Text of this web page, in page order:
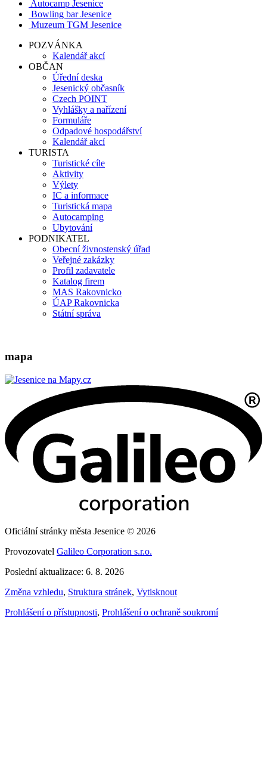
Autocamp Jesenice
Bowling bar Jesenice
Muzeum TGM Jesenice
POZVÁNKA
Kalendář akcí
OBČAN
Úřední deska
Jesenický občasník
Czech POINT
Vyhlášky a nařízení
Formuláře
Odpadové hospodářství
Kalendář akcí
TURISTA
Turistické cíle
Aktivity
Výlety
IC a informace
Turistická mapa
Autocamping
Ubytování
PODNIKATEL
Obecní živnostenský úřad
Veřejné zakázky
Profil zadavatele
Katalog firem
MAS Rakovnicko
ÚAP Rakovnicka
Státní správa
mapa
Oficiální stránky města Jesenice © 2026
Provozovatel Galileo Corporation s.r.o.
Poslední aktualizace: 6. 8. 2026
Změna vzhledu, Struktura stránek, Vytisknout
Prohlášení o přístupnosti, Prohlášení o ochraně soukromí